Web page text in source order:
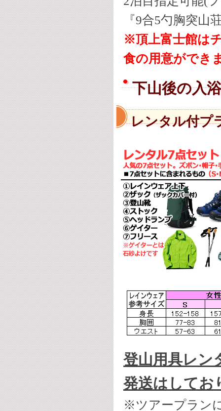
『9合5勺胸突山
※頂上富士館は
食の用意ができ
下山後の入
レンタル付プ
登山用具レン
発送はしてお
※ツアープラン